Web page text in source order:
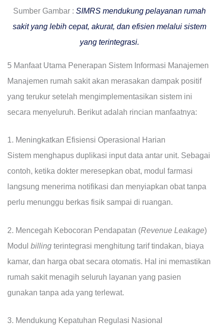
Sumber Gambar : SIMRS mendukung pelayanan rumah
sakit yang lebih cepat, akurat, dan efisien melalui sistem
yang terintegrasi.
5 Manfaat Utama Penerapan Sistem Informasi Manajemen
Manajemen rumah sakit akan merasakan dampak positif
yang terukur setelah mengimplementasikan sistem ini
secara menyeluruh. Berikut adalah rincian manfaatnya:
1. Meningkatkan Efisiensi Operasional Harian
Sistem menghapus duplikasi input data antar unit. Sebagai
contoh, ketika dokter meresepkan obat, modul farmasi
langsung menerima notifikasi dan menyiapkan obat tanpa
perlu menunggu berkas fisik sampai di ruangan.
2. Mencegah Kebocoran Pendapatan (Revenue Leakage)
Modul billingterintegrasi menghitung tarif tindakan, biaya
kamar, dan harga obat secara otomatis. Hal ini memastikan
rumah sakit menagih seluruh layanan yang pasien
gunakan tanpa ada yang terlewat.
3. Mendukung Kepatuhan Regulasi Nasional